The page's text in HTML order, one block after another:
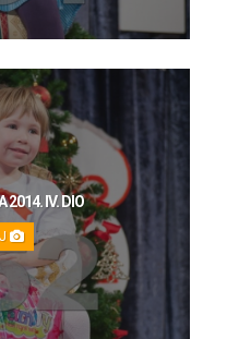
2014. IV. DIO